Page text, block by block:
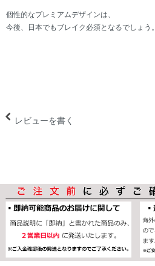
個性的なプレミアムデザインは、
今後、日本でもブレイク必須となるでしょう。
レビューを書く